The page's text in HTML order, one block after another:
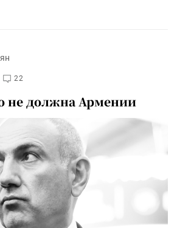
22
не должна Армении